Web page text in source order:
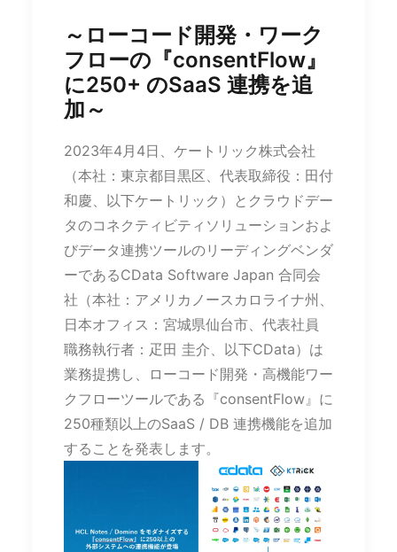
～ ローコード開発・ワーク
フローの『consentFlow』
に250+ のSaaS 連携を追
加～
2023年4月4日、ケートリック株式会社
（本社：東京都目黒区、代表取締役：田付
和慶、以下ケートリック）とクラウドデー
タのコネクティビティソリューションおよ
びデータ連携ツールのリーディングベンダ
ーであるCData Software Japan 合同会
社（本社：アメリカノースカロライナ州、
日本オフィス：宮城県仙台市、代表社員
職務執行者：疋田 圭介、以下CData）は
業務提携し、ローコード開発・高機能ワー
クフローツールである『consentFlow』に
250種類以上のSaaS / DB 連携機能を追加
することを発表します。